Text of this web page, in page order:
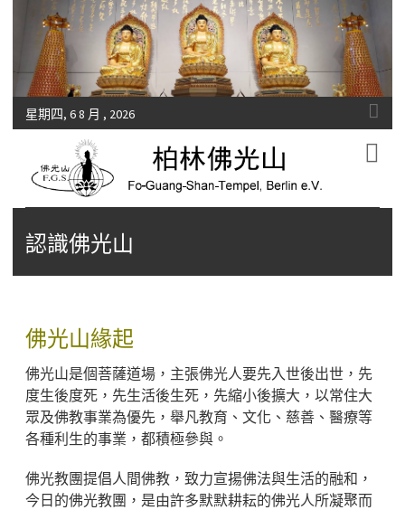
星期四, 6 8 月 , 2026
Fo-Guang-Shan-Tempel, Berlin e.V.
認識佛光山
佛光山緣起
佛光山是個菩薩道場，主張佛光人要先入世後出世，先
度生後度死，先生活後生死，先縮小後擴大，以常住大
眾及佛教事業為優先，舉凡教育、文化、慈善、醫療等
各種利生的事業，都積極參與。
佛光教團提倡人間佛教，致力宣揚佛法與生活的融和，
今日的佛光教團，是由許多默默耕耘的佛光人所凝聚而